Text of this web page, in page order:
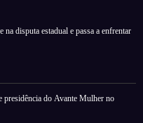
na disputa estadual e passa a enfrentar
presidência do Avante Mulher no